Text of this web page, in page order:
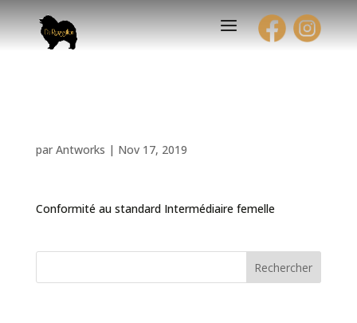
par Antworks | Nov 17, 2019
Conformité au standard Intermédiaire femelle
Rechercher